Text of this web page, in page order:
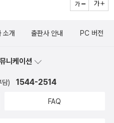
History) 시리즈 중 독일,
근에는 스페인 편이 <케임브리
Illustrated History)
, 이슬람 편이 '사진과 그림으로
로는 <케임브리지 서양음악이
소개 출판사 안내 PC 버전
니케이션
담) 1544-2514
FAQ